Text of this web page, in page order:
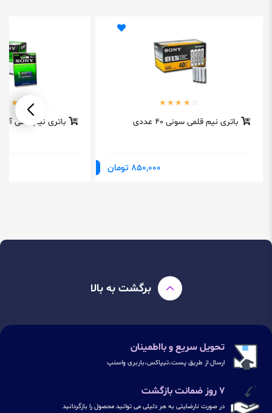
باتری نیم قلمی سونی 40 عددی
850,000 تومان
باتری نیم قلمی
برگشت به بالا
تحویل سریع و بااطمینان
ارسال از طریق پست،تیپاکس،باربری واسنپ
۷ روز ضمانت بازگشت
در صورت نارضایتی به هر دلیلی می توانید محصول را بازگردانید